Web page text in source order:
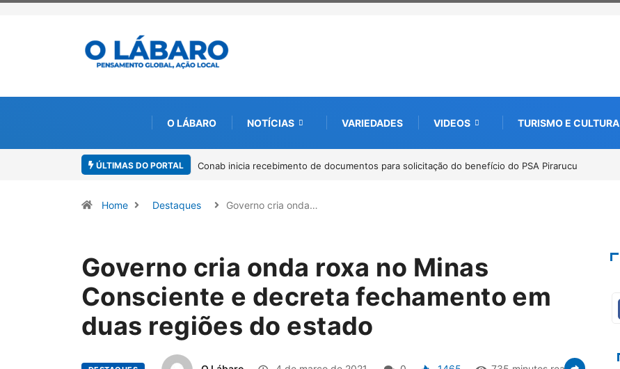
O LÁBARO NOTÍCIAS VARIEDADES VIDEOS TURISMO E CULTURA
ÚLTIMAS DO PORTAL Workshop internacional debate futuro da piscicultura com espécies nativas da Amazônia
Home Destaques Governo cria onda…
Governo cria onda roxa no Minas
Consciente e decreta fechamento em
duas regiões do estado